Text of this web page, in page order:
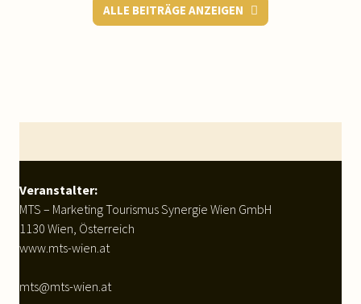
ALLE BEITRÄGE ANZEIGEN
Veranstalter:
MTS – Marketing Tourismus Synergie Wien GmbH
1130 Wien, Österreich
www.mts-wien.at
mts@mts-wien.at